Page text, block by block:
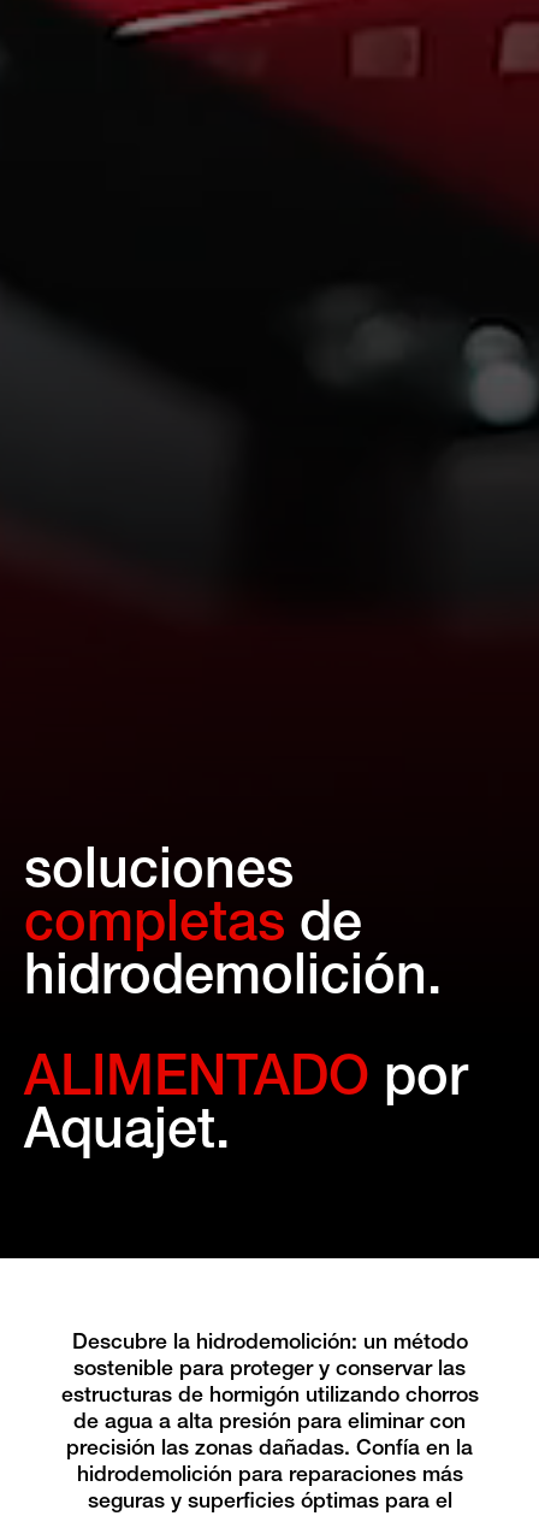
soluciones
completas de
hidrodemolición.
ALIMENTADO por
Aquajet.
Descubre la hidrodemolición: un método
sostenible para proteger y conservar las
estructuras de hormigón utilizando chorros
de agua a alta presión para eliminar con
precisión las zonas dañadas. Confía en la
hidrodemolición para reparaciones más
seguras y superficies óptimas para el